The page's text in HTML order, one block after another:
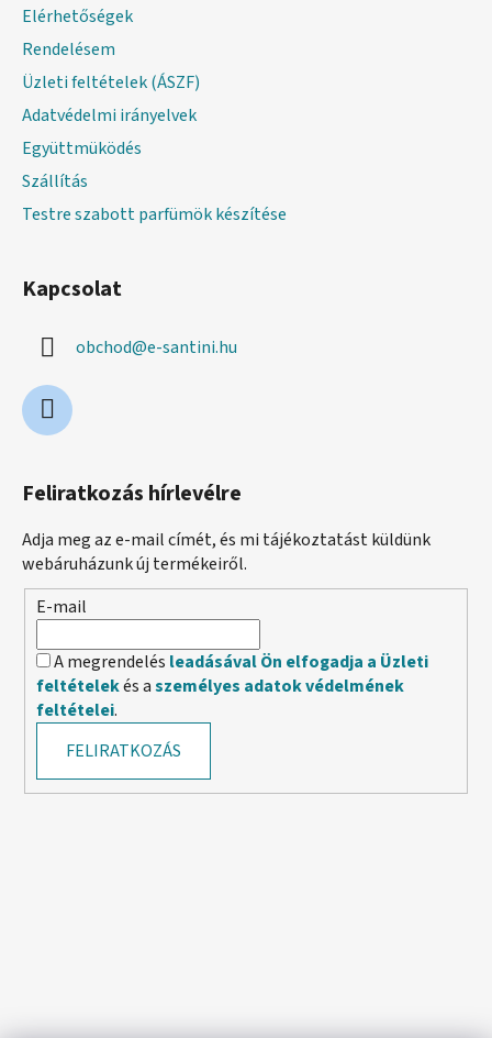
Elérhetőségek
Rendelésem
Üzleti feltételek (ÁSZF)
Adatvédelmi irányelvek
Együttmüködés
Szállítás
Testre szabott parfümök készítése
Kapcsolat
obchod@e-santini.hu
Feliratkozás hírlevélre
Adja meg az e-mail címét, és mi tájékoztatást küldünk
webáruházunk új termékeiről.
E-mail
A megrendelés leadásával Ön elfogadja a Üzleti
feltételekés aszemélyes adatok védelmének
feltételei.
FELIRATKOZÁS